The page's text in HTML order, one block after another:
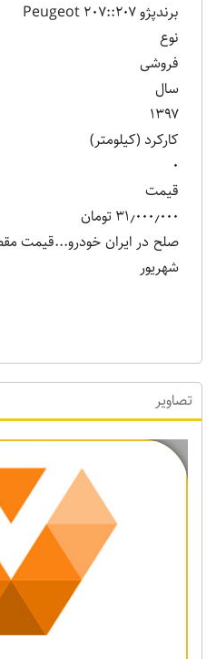
برندپژو ۲۰۷::Peugeot 207
نوع
فروشی
سال
۱۳۹۷
کارکرد (کیلومتر)
۰
قیمت
۳۱٫۰۰۰٫۰۰۰ تومان
صلح در ایران خودرو...قیمت
شهریور
تصاویر